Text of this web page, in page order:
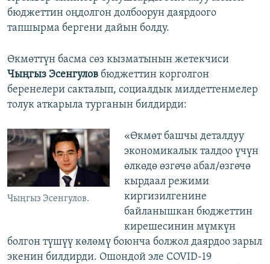
бюджеттин оңдолгон долбоорун даярдоого
тапшырма бергени дайын болду.
Өкмөттүн басма сөз кызматынын жетекчиси
Чыңгыз Эсенгулов бюджеттин корголгон
беренелери сакталып, социалдык милдеттенмелер
толук аткарыла турганын билдирди:
Чыңгыз Эсенгулов.
«Өкмөт башчы деталдуу
экономикалык талдоо үчүн
өлкөдө өзгөчө абал/өзгөчө
кырдаал режими
киргизилгенине
байланышкан бюджеттин
кирешесинин мүмкүн
болгон түшүү көлөмү боюнча болжол даярдоо зарыл
экенин билдирди. Ошондой эле COVID-19